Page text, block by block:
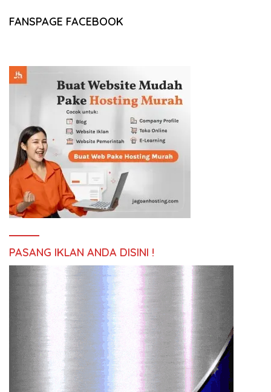
FANSPAGE FACEBOOK
PASANG IKLAN ANDA DISINI !